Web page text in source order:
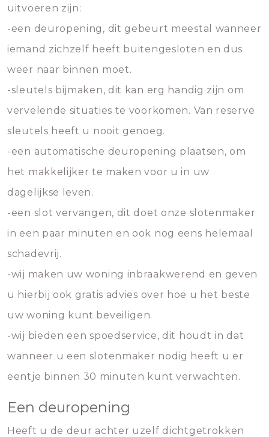
uitvoeren zijn:
-een deuropening, dit gebeurt meestal wanneer
iemand zichzelf heeft buitengesloten en dus
weer naar binnen moet.
-sleutels bijmaken, dit kan erg handig zijn om
vervelende situaties te voorkomen. Van reserve
sleutels heeft u nooit genoeg.
-een automatische deuropening plaatsen, om
het makkelijker te maken voor u in uw
dagelijkse leven.
-een slot vervangen, dit doet onze slotenmaker
in een paar minuten en ook nog eens helemaal
schadevrij.
-wij maken uw woning inbraakwerend en geven
u hierbij ook gratis advies over hoe u het beste
uw woning kunt beveiligen.
-wij bieden een spoedservice, dit houdt in dat
wanneer u een slotenmaker nodig heeft u er
eentje binnen 30 minuten kunt verwachten.
Een deuropening
Heeft u de deur achter uzelf dichtgetrokken